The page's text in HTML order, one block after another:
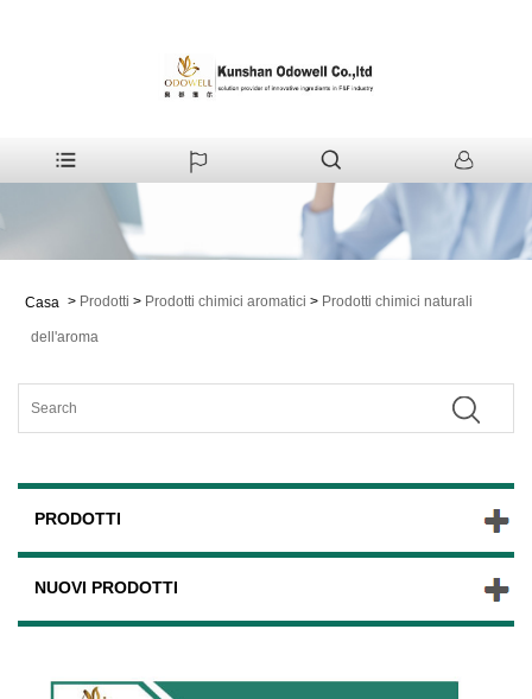
Casa > Prodotti > Prodotti chimici aromatici > Prodotti chimici naturali
dell'aroma
PRODOTTI
NUOVI PRODOTTI